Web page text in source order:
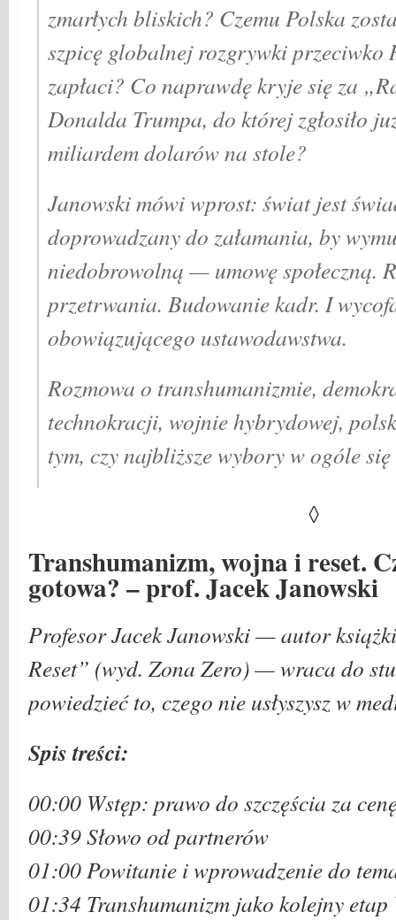
zmarłych bliskich? Czemu Polska
szpicę globalnej rozgrywki
zapłaci? Co naprawdę kryje się za
Donalda Trumpa, do której zgłosiło
miliardem dolarów na stole?
Janowski mówi wprost: świat jest
doprowadzany do załamania, by
niedobrowolną — umowę społeczną.
przetrwania. Budowanie kadr. I
obowiązującego ustawodawstwa.
Rozmowa o transhumanizmie,
technokracji, wojnie hybrydowej,
tym, czy najbliższe wybory w ogóle
◊
Transhumanizm, wojna i reset.
gotowa? – prof. Jacek Janowski
Profesor Jacek Janowski — autor
Reset” (wyd. Zona Zero) — wraca do
powiedzieć to, czego nie usłyszysz w
Spis treści:
00:00 Wstęp: prawo do szczęścia za
00:39 Słowo od partnerów
01:00 Powitanie i wprowadzenie do
01:34 Transhumanizm jako kolejny etap